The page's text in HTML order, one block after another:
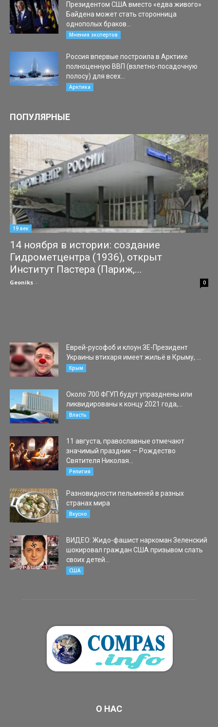
Президентом США вместо «едва живого»
Байдена может стать сторонница
однополых браков...
Мнения экспертов
Россия впервые построила в Арктике
полноценную ВВП (взлетно-посадочную
полосу) для всех...
Арктика
ПОПУЛЯРНЫЕ
19 век
14 ноября в истории: создание
Гидрометцентра (1936), открыт
Институт Пастера (Париж,...
Geoniks - 0
Еврей-русофоб и клоун ЗЕ-Президент
Украины втихаря имеет жильё в Крыму, ...
Крым
Около 700 ФГУП будут упразднены или
ликвидированы к концу 2021 года,...
Власть
11 августа, православные отмечают
значимый праздник — Рождество
Святителя Николая...
Религия
Разновидности пельменей в разных
странах мира
Вкусно
ВИДЕО: Жидо-фашист наркоман Зеленский
шокировал граждан США призывом слать
своих детей...
США
О НАС